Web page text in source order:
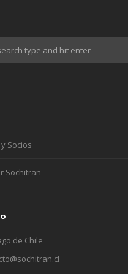
Socios
Sochitran
de Chile